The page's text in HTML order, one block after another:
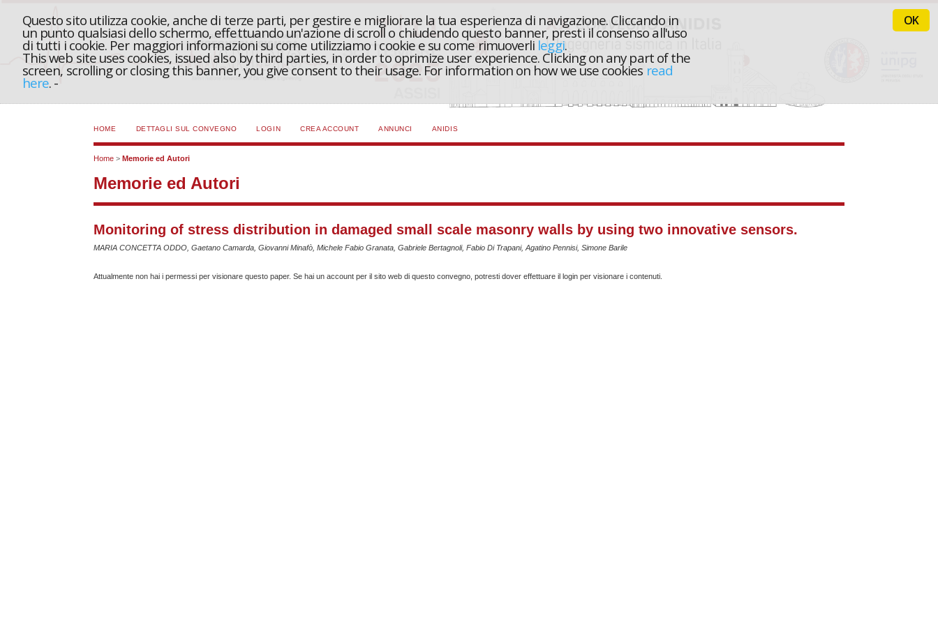
Questo sito utilizza cookie, anche di terze parti, per gestire e migliorare la tua esperienza di navigazione. Cliccando in
un punto qualsiasi dello schermo, effettuando un'azione di scroll o chiudendo questo banner, presti il consenso all'uso
di tutti i cookie. Per maggiori informazioni su come utilizziamo i cookie e su come rimuoverli leggi.
This web site uses cookies, issued also by third parties, in order to oprimize user experience. Clicking on any part of the
screen, scrolling or closing this banner, you give consent to their usage. For information on how we use cookies read
here. -
OK
HOME DETTAGLI SUL CONVEGNO LOGIN CREA ACCOUNT ANNUNCI ANIDIS
Home >Memorie ed Autori
Memorie ed Autori
Monitoring of stress distribution in damaged small scale masonry walls by using two innovative sensors.
MARIA CONCETTA ODDO, Gaetano Camarda, Giovanni Minafò, Michele Fabio Granata, Gabriele Bertagnoli, Fabio Di Trapani, Agatino Pennisi, Simone Barile
Attualmente non hai i permessi per visionare questo paper. Se hai un account per il sito web di questo convegno, potresti dover effettuare il login per visionare i contenuti.